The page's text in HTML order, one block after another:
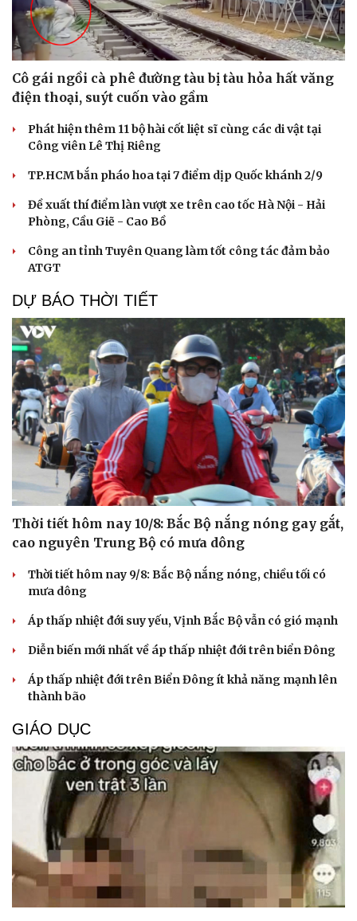
Cô gái ngồi cà phê đường tàu bị tàu hỏa hất văng
điện thoại, suýt cuốn vào gầm
Phát hiện thêm 11 bộ hài cốt liệt sĩ cùng các di vật tại
Công viên Lê Thị Riêng
TP.HCM bắn pháo hoa tại 7 điểm dịp Quốc khánh 2/9
Đề xuất thí điểm làn vượt xe trên cao tốc Hà Nội - Hải
Phòng, Cầu Giẽ - Cao Bồ
Công an tỉnh Tuyên Quang làm tốt công tác đảm bảo
ATGT
DỰ BÁO THỜI TIẾT
Thời tiết hôm nay 10/8: Bắc Bộ nắng nóng gay gắt,
cao nguyên Trung Bộ có mưa dông
Thời tiết hôm nay 9/8: Bắc Bộ nắng nóng, chiều tối có
mưa dông
Áp thấp nhiệt đới suy yếu, Vịnh Bắc Bộ vẫn có gió mạnh
Diễn biến mới nhất về áp thấp nhiệt đới trên biển Đông
Áp thấp nhiệt đới trên Biển Đông ít khả năng mạnh lên
thành bão
GIÁO DỤC